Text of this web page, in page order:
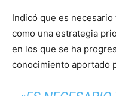
Indicó que es
como una estrategia
en los que se ha
conocimiento aportado